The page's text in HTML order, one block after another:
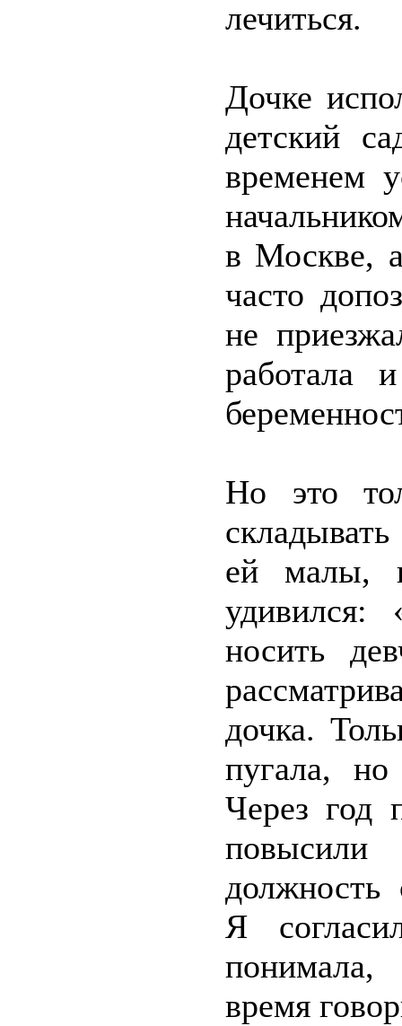
лечиться.
Дочке
детский
временем
в Москве,
часто
не
работала
Но это
ей малы,
носить
дочка.
пугала,
Через год
должность
Я
время